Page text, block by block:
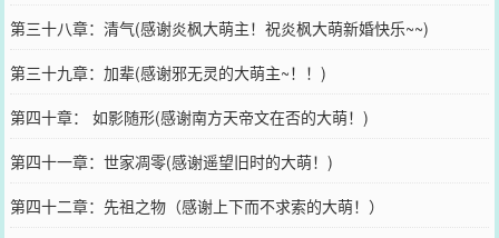
第三十八章：清气(感谢炎枫大萌主！祝炎枫大萌新婚快乐~~)
第三十九章：加辈(感谢邪无灵的大萌主~！！)
第四十章： 如影随形(感谢南方天帝文在否的大萌！)
第四十一章：世家凋零(感谢遥望旧时的大萌！)
第四十二章：先祖之物（感谢上下而不求索的大萌！）